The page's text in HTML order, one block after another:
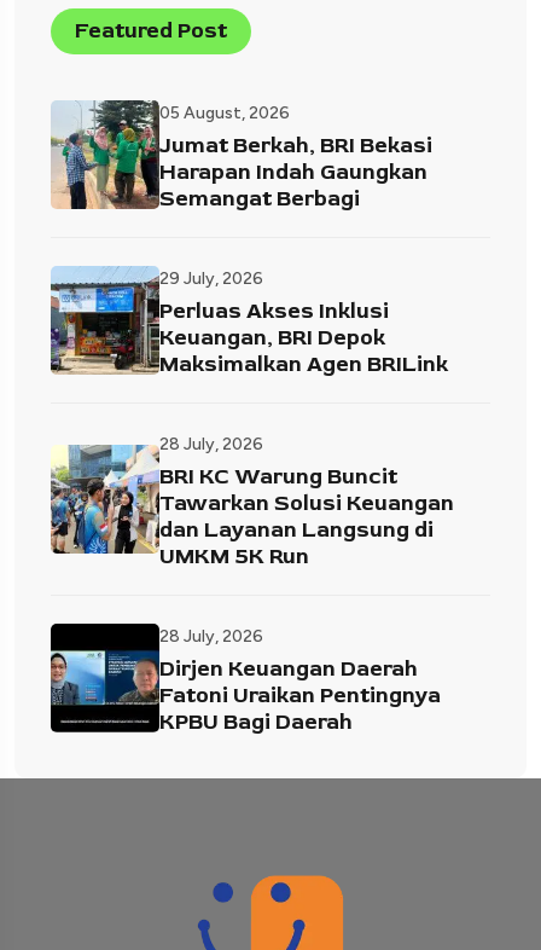
Featured Post
05 August, 2026
Jumat Berkah, BRI Bekasi
Harapan Indah Gaungkan
Semangat Berbagi
29 July, 2026
Perluas Akses Inklusi
Keuangan, BRI Depok
Maksimalkan Agen BRILink
28 July, 2026
BRI KC Warung Buncit
Tawarkan Solusi Keuangan
dan Layanan Langsung di
UMKM 5K Run
28 July, 2026
Dirjen Keuangan Daerah
Fatoni Uraikan Pentingnya
KPBU Bagi Daerah